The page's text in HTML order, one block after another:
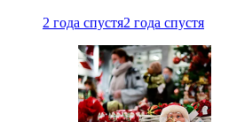
2 года спустя2 года спустя